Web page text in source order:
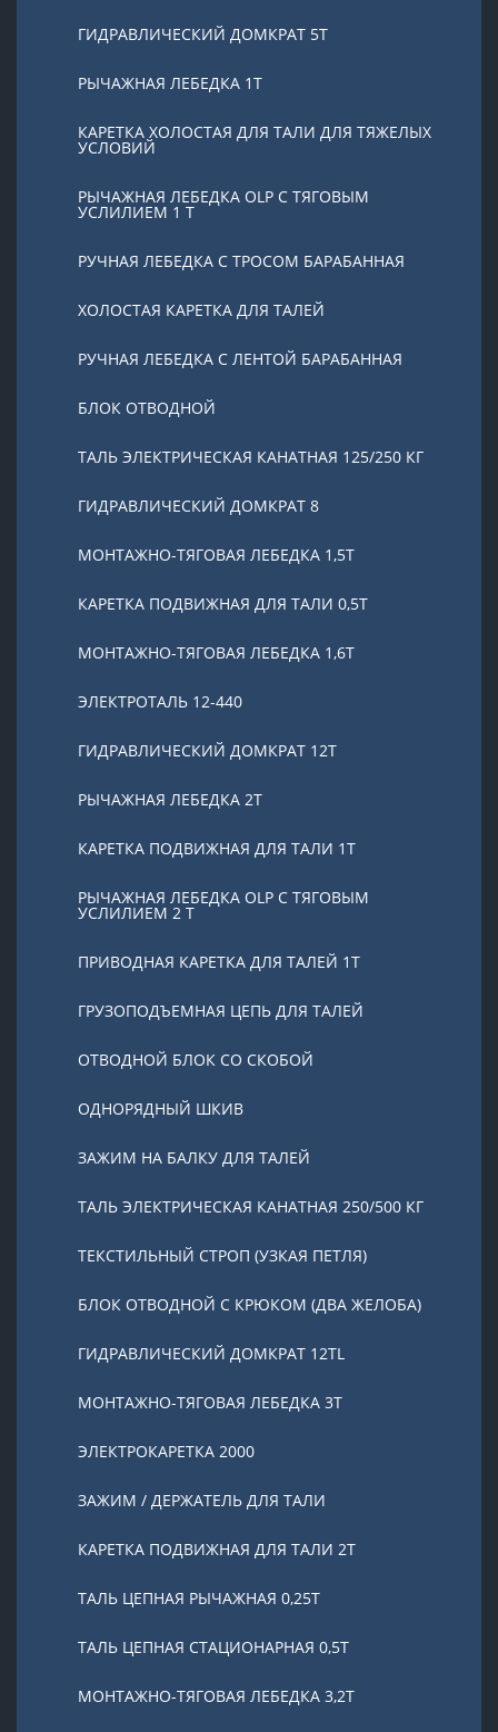
ГИДРАВЛИЧЕСКИЙ ДОМКРАТ 5T
РЫЧАЖНАЯ ЛЕБЕДКА 1Т
КАРЕТКА ХОЛОСТАЯ ДЛЯ ТАЛИ ДЛЯ ТЯЖЕЛЫХ
УСЛОВИЙ
РЫЧАЖНАЯ ЛЕБЕДКА OLP С ТЯГОВЫМ
УСЛИЛИЕМ 1 Т
РУЧНАЯ ЛЕБЕДКА С ТРОСОМ БАРАБАННАЯ
ХОЛОСТАЯ КАРЕТКА ДЛЯ ТАЛЕЙ
РУЧНАЯ ЛЕБЕДКА С ЛЕНТОЙ БАРАБАННАЯ
БЛОК ОТВОДНОЙ
ТАЛЬ ЭЛЕКТРИЧЕСКАЯ КАНАТНАЯ 125/250 КГ
ГИДРАВЛИЧЕСКИЙ ДОМКРАТ 8
МОНТАЖНО-ТЯГОВАЯ ЛЕБЕДКА 1,5Т
КАРЕТКА ПОДВИЖНАЯ ДЛЯ ТАЛИ 0,5Т
МОНТАЖНО-ТЯГОВАЯ ЛЕБЕДКА 1,6Т
ЭЛЕКТРОТАЛЬ 12-440
ГИДРАВЛИЧЕСКИЙ ДОМКРАТ 12Т
РЫЧАЖНАЯ ЛЕБЕДКА 2Т
КАРЕТКА ПОДВИЖНАЯ ДЛЯ ТАЛИ 1Т
РЫЧАЖНАЯ ЛЕБЕДКА OLP С ТЯГОВЫМ
УСЛИЛИЕМ 2 Т
ПРИВОДНАЯ КАРЕТКА ДЛЯ ТАЛЕЙ 1Т
ГРУЗОПОДЪЕМНАЯ ЦЕПЬ ДЛЯ ТАЛЕЙ
ОТВОДНОЙ БЛОК СО СКОБОЙ
ОДНОРЯДНЫЙ ШКИВ
ЗАЖИМ НА БАЛКУ ДЛЯ ТАЛЕЙ
ТАЛЬ ЭЛЕКТРИЧЕСКАЯ КАНАТНАЯ 250/500 КГ
ТЕКСТИЛЬНЫЙ СТРОП (УЗКАЯ ПЕТЛЯ)
БЛОК ОТВОДНОЙ С КРЮКОМ (ДВА ЖЕЛОБА)
ГИДРАВЛИЧЕСКИЙ ДОМКРАТ 12TL
МОНТАЖНО-ТЯГОВАЯ ЛЕБЕДКА 3Т
ЭЛЕКТРОКАРЕТКА 2000
ЗАЖИМ / ДЕРЖАТЕЛЬ ДЛЯ ТАЛИ
КАРЕТКА ПОДВИЖНАЯ ДЛЯ ТАЛИ 2Т
ТАЛЬ ЦЕПНАЯ РЫЧАЖНАЯ 0,25Т
ТАЛЬ ЦЕПНАЯ СТАЦИОНАРНАЯ 0,5Т
МОНТАЖНО-ТЯГОВАЯ ЛЕБЕДКА 3,2Т